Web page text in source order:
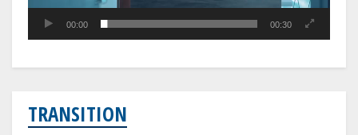
00:00 00:30
TRANSITION